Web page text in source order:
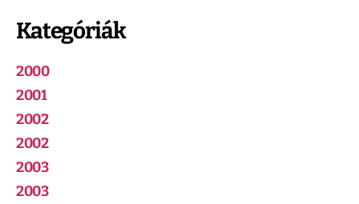
Kategóriák
2000
2001
2002
2002
2003
2003